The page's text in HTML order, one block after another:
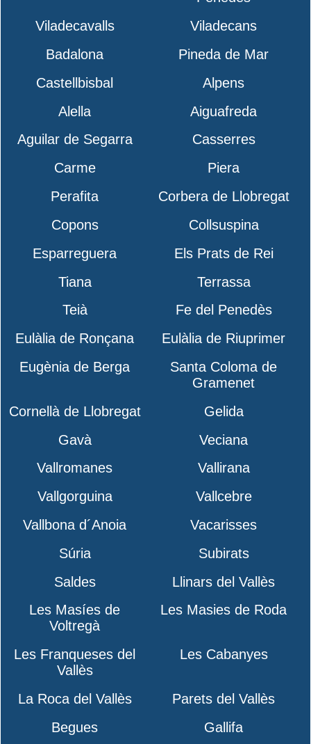
Viladecavalls
Viladecans
Badalona
Pineda de Mar
Castellbisbal
Alpens
Alella
Aiguafreda
Aguilar de Segarra
Casserres
Carme
Piera
Perafita
Corbera de Llobregat
Copons
Collsuspina
Esparreguera
Els Prats de Rei
Tiana
Terrassa
Teià
Fe del Penedès
Eulàlia de Ronçana
Eulàlia de Riuprimer
Eugènia de Berga
Santa Coloma de
Gramenet
Cornellà de Llobregat
Gelida
Gavà
Veciana
Vallromanes
Vallirana
Vallgorguina
Vallcebre
Vallbona d´Anoia
Vacarisses
Súria
Subirats
Saldes
Llinars del Vallès
Les Masíes de
Voltregà
Les Masies de Roda
Les Franqueses del
Vallès
Les Cabanyes
La Roca del Vallès
Parets del Vallès
Begues
Gallifa